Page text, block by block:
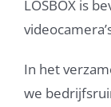
LOSBOX is
In het
we